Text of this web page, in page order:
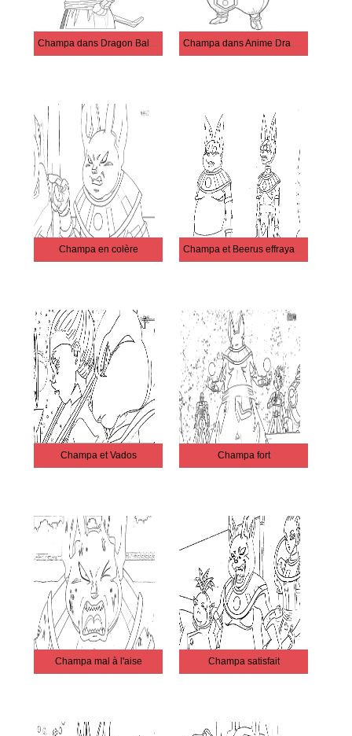
Champa dans Dragon Ball Super Champa dans Anime Dragon Ball Super
Champa en colère Champa et Beerus effrayants
Champa et Vados Champa fort
Champa mal à l'aise Champa satisfait